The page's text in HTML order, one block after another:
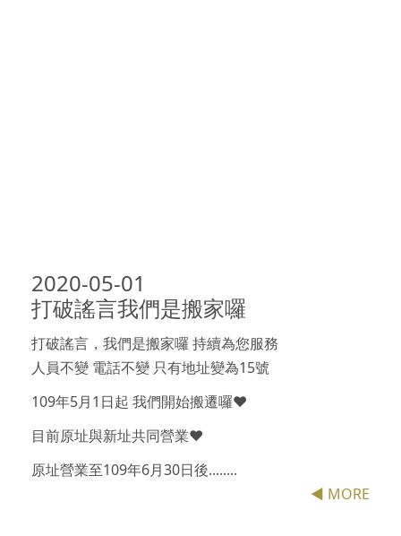
2020-05-01
打破謠言我們是搬家囉
打破謠言，我們是搬家囉 持續為您服務
人員不變 電話不變 只有地址變為15號
109年5月1日起 我們開始搬遷囉❤️
目前原址與新址共同營業❤️
原址營業至109年6月30日後........
◀ MORE